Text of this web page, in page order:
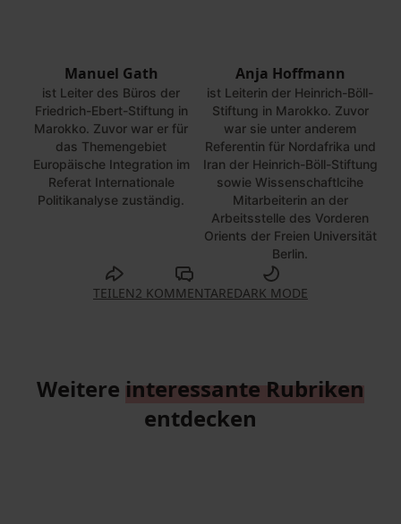
Manuel Gath
ist Leiter des Büros der
Friedrich-Ebert-Stiftung in
Marokko. Zuvor war er für
das Themengebiet
Europäische Integration im
Referat Internationale
Politikanalyse zuständig.
Anja Hoffmann
ist Leiterin der Heinrich-Böll-
Stiftung in Marokko. Zuvor
war sie unter anderem
Referentin für Nordafrika und
Iran der Heinrich-Böll-Stiftung
sowie Wissenschaftlcihe
Mitarbeiterin an der
Arbeitsstelle des Vorderen
Orients der Freien Universität
Berlin.
TEILEN2 KOMMENTAREDARK MODE
Weitere interessante Rubriken
entdecken